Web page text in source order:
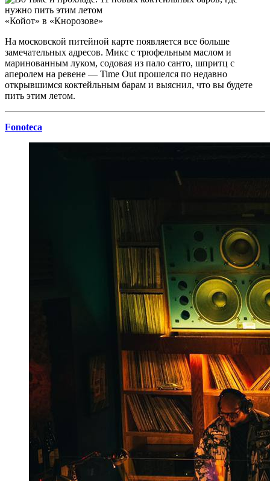
«Койот» в «Кнорозове»
На московской питейной карте появляется все больше
замечательных адресов. Микс с трюфельным маслом и
маринованным луком, содовая из пало санто, шпритц с
аперолем на ревене — Time Out прошелся по недавно
открывшимся коктейльным барам и выяснил, что вы будете
пить этим летом.
Fonoteca